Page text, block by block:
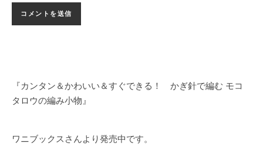
『カンタン＆かわいい＆すぐできる！ かぎ針で編む モコ
タロウの編み小物』
ワニブックスさんより発売中です。